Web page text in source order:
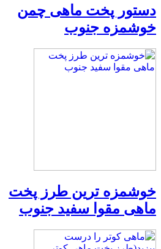
دستور پخت ماهی چمن
خوشمزه جنوب
خوشمزه ترین طرز پخت
ماهی مقوا سفید جنوب